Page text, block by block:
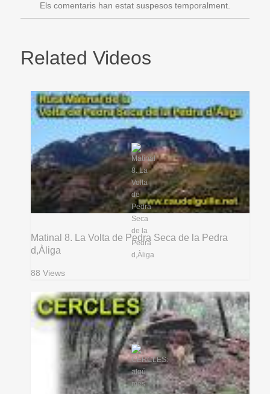
Els comentaris han estat suspesos temporalment.
Related Videos
Matinal 8. La Volta de Pedra Seca de la Pedra
d,Àliga
88 Views